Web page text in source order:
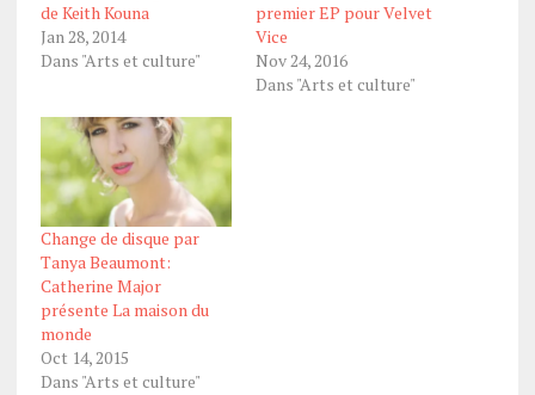
de Keith Kouna
Jan 28, 2014
Dans "Arts et culture"
premier EP pour Velvet
Vice
Nov 24, 2016
Dans "Arts et culture"
Change de disque par
Tanya Beaumont:
Catherine Major
présente La maison du
monde
Oct 14, 2015
Dans "Arts et culture"